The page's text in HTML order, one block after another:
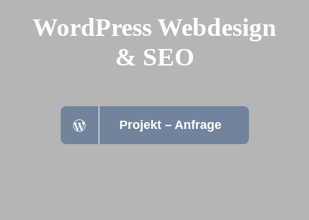
WordPress Webdesign
& SEO
Projekt – Anfrage